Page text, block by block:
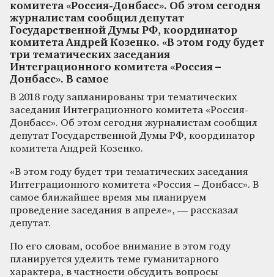
комитета «Россия-Донбасс». Об этом сегодня
журналистам сообщил депутат
Государственной Думы РФ, координатор
комитета Андрей Козенко. «В этом году будет
три тематических заседания
Интеграционного комитета «Россия –
Донбасс». В самое
В 2018 году запланированы три тематических
заседания Интеграционного комитета «Россия-
Донбасс». Об этом сегодня журналистам сообщил
депутат Государственной Думы РФ, координатор
комитета Андрей Козенко.
«В этом году будет три тематических заседания
Интеграционного комитета «Россия – Донбасс». В
самое ближайшее время мы планируем
проведение заседания в апреле», — рассказал
депутат.
По его словам, особое внимание в этом году
планируется уделить теме гуманитарного
характера, в частности обсудить вопросы